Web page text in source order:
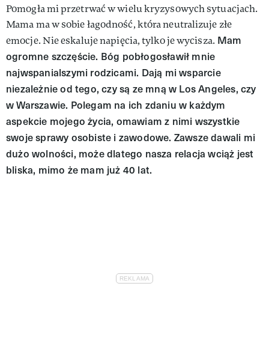
Pomogła mi przetrwać w wielu kryzysowych sytuacjach.
Mama ma w sobie łagodność, która neutralizuje złe
emocje. Nie eskaluje napięcia, tylko je wycisza. Mam
ogromne szczęście. Bóg pobłogosławił mnie
najwspanialszymi rodzicami. Dają mi wsparcie
niezależnie od tego, czy są ze mną w Los Angeles, czy
w Warszawie. Polegam na ich zdaniu w każdym
aspekcie mojego życia, omawiam z nimi wszystkie
swoje sprawy osobiste i zawodowe. Zawsze dawali mi
dużo wolności, może dlatego nasza relacja wciąż jest
bliska, mimo że mam już 40 lat.